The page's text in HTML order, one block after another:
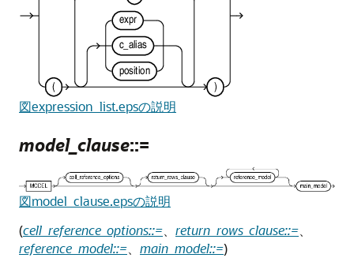
図expression_list.epsの説明
model_clause::=
図model_clause.epsの説明
(cell_reference_options::=、 return_rows_clause::=、
reference_model::=、 main_model::=)